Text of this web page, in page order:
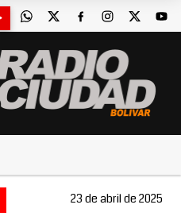
23 de abril de 2025